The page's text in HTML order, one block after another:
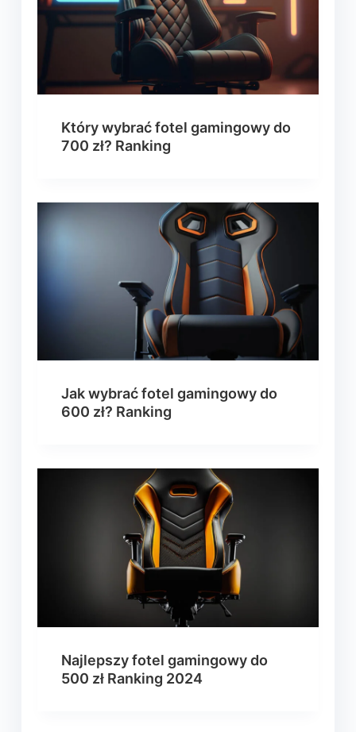
Który wybrać fotel gamingowy do
700 zł? Ranking
Jak wybrać fotel gamingowy do
600 zł? Ranking
Najlepszy fotel gamingowy do
500 zł Ranking 2024